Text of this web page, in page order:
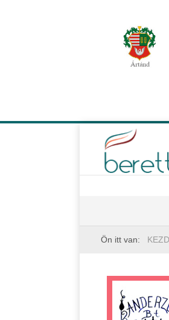
Ön itt van: